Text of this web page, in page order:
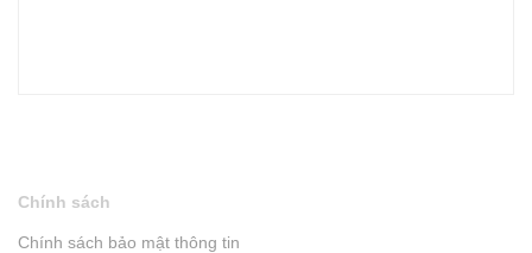
Chính sách
Chính sách bảo mật thông tin